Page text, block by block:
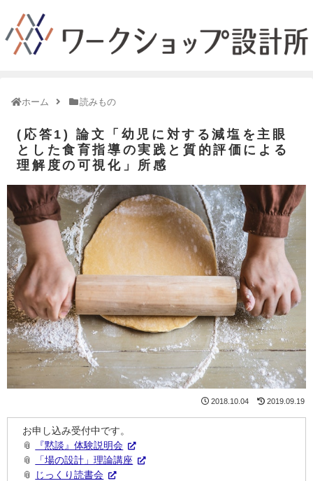
ホーム 読みもの
(応答1) 論文「幼児に対する減塩を主眼
とした食育指導の実践と質的評価による
理解度の可視化」所感
2019.09.19
2018.10.04
お申し込み受付中です。
📎
『黙談』体験説明会
📎
「場の設計」理論講座
📎
じっくり読書会